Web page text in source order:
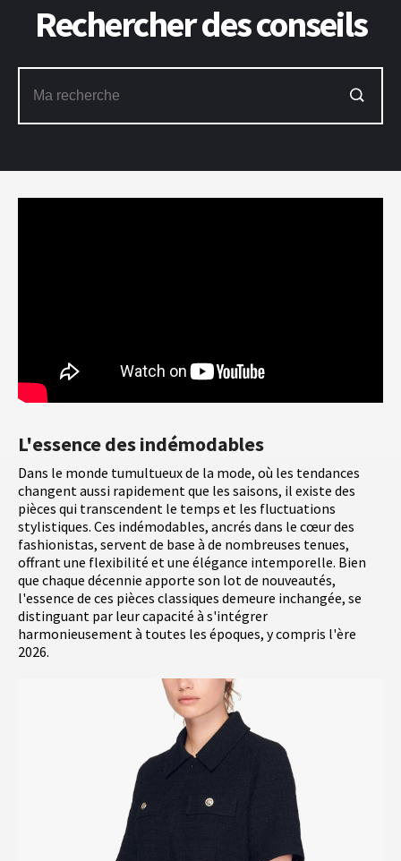
L'essence des indémodables
Dans le monde tumultueux de la mode, où les tendances
changent aussi rapidement que les saisons, il existe des
pièces qui transcendent le temps et les fluctuations
stylistiques. Ces indémodables, ancrés dans le cœur des
fashionistas, servent de base à de nombreuses tenues,
offrant une flexibilité et une élégance intemporelle. Bien
que chaque décennie apporte son lot de nouveautés,
l'essence de ces pièces classiques demeure inchangée, se
distinguant par leur capacité à s'intégrer
harmonieusement à toutes les époques, y compris l'ère
2026.
Rechercher des conseils